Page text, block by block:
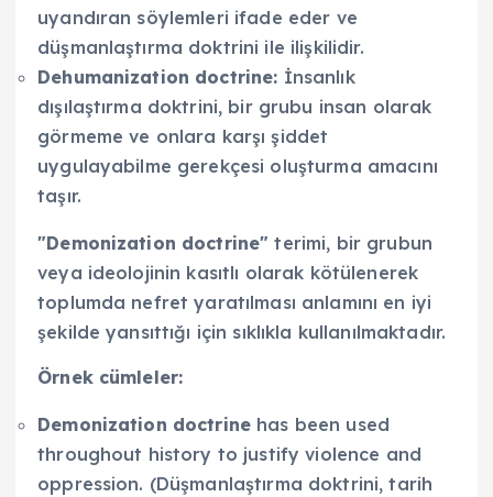
uyandıran söylemleri ifade eder ve
düşmanlaştırma doktrini ile ilişkilidir.
Dehumanization doctrine: İnsanlık
dışılaştırma doktrini, bir grubu insan olarak
görmeme ve onlara karşı şiddet
uygulayabilme gerekçesi oluşturma amacını
taşır.
"Demonization doctrine" terimi, bir grubun
veya ideolojinin kasıtlı olarak kötülenerek
toplumda nefret yaratılması anlamını en iyi
şekilde yansıttığı için sıklıkla kullanılmaktadır.
Örnek cümleler:
Demonization doctrine has been used
throughout history to justify violence and
oppression. (Düşmanlaştırma doktrini, tarih